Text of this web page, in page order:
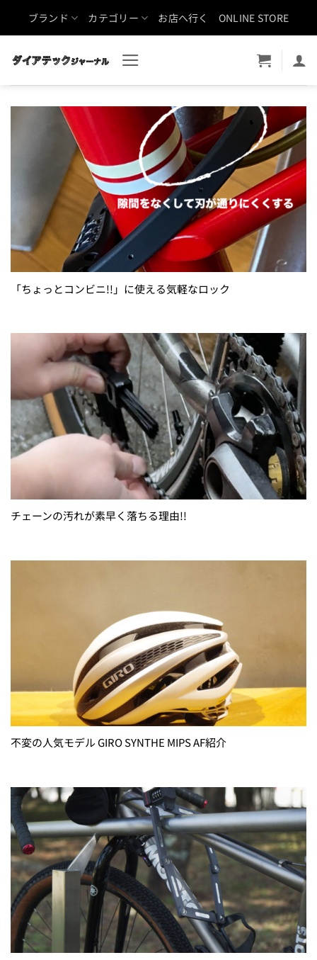
ブランド カテゴリー お店へ行く ONLINE STORE
「ちょっとコンビニ!!」に使える気軽なロック
チェーンの汚れが素早く落ちる理由!!
不変の人気モデル GIRO SYNTHE MIPS AF紹介